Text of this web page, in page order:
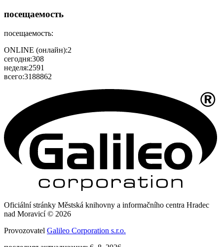
посещаемость
посещаемость:
ONLINE (онлайн):2
сегодня:308
неделя:2591
всего:3188862
Oficiální stránky Městská knihovny a informačního centra Hradec
nad Moravicí © 2026
Provozovatel Galileo Corporation s.r.o.